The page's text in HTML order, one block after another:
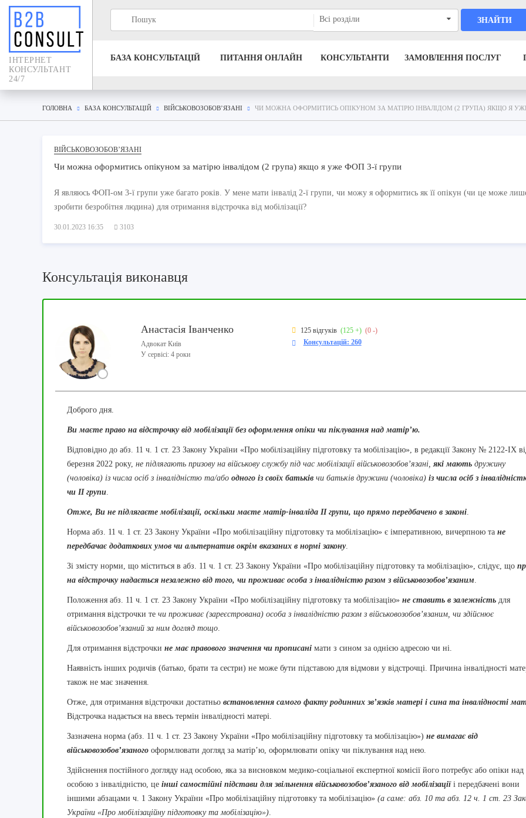
IНТЕРНЕТ
КОНСУЛЬТАНТ
24/7
Всі розділи ЗНАЙТИ
БАЗА КОНСУЛЬТАЦIЙ ПИТАННЯ ОНЛАЙН КОНСУЛЬТАНТИ ЗАМОВЛЕННЯ ПОСЛУГ
ГОЛОВНА БАЗА КОНСУЛЬТАЦIЙ ВІЙСЬКОВОЗОБОВ’ЯЗАНІ ЧИ МОЖНА ОФОРМИТИСЬ ОПІКУНОМ ЗА МАТІРЮ ІНВАЛІДОМ (2 ГРУПА) ЯКЩО Я
ВІЙСЬКОВОЗОБОВ’ЯЗАНІ
Чи можна оформитись опікуном за матірю інвалідом (2 група) якщо я уже ФОП 3-ї групи
Я являюсь ФОП-ом 3-ї групи уже багато років. У мене мати інвалід 2-ї групи, чи можу я оформитись як її опікун (чи це може
зробити безробітня людина) для отримання відстрочка від мобілізації?
30.01.2023 16:35 3103
Консультація виконавця
Анастасія Іванченко
Адвокат Київ
У сервісі: 4 роки
125 відгуків (125 +) (0 -)
Консультацій: 260
Доброго дня.
Ви маєте право на відстрочку від мобілізації без оформлення опіки чи піклування над матір’ю.
Відповідно до абз. 11 ч. 1 ст. 23 Закону України «Про мобілізаційну підготовку та мобілізацію», в редакції Закону № 2122-IX
березня 2022 року, не підлягають призову на військову службу під час мобілізації військовозобов’язані,які мають дружину
(чоловіка) із числа осіб з інвалідністю та/або одного із своїх батьків чи батьків дружини (чоловіка) із числа осіб з
чи II групи.
Отже, Ви не підлягаєте мобілізації, оскільки маєте матір-інваліда ІІ групи, що прямо передбачено в законі.
Норма абз. 11 ч. 1 ст. 23 Закону України «Про мобілізаційну підготовку та мобілізацію» є імперативною, вичерпною та не
передбачає додаткових умов чи альтернатив окрім вказаних в нормі закону.
Зі змісту норми, що міститься в абз. 11 ч. 1 ст. 23 Закону України «Про мобілізаційну підготовку та мобілізацію», слідує, що
на відстрочку надається незалежно від того, чи проживає особа з інвалідністю разом з військовозобов’язаним.
Положення абз. 11 ч. 1 ст. 23 Закону України «Про мобілізаційну підготовку та мобілізацію» не ставить в залежність для
отримання відстрочки те чи проживає (зареєстрована) особа з інвалідністю разом з військовозобов’язаним, чи здійснює
військовозобов’язаний за ним догляд тощо.
Для отримання відстрочки не має правового значення чи прописані мати з сином за однією адресою чи ні.
Наявність інших родичів (батько, брати та сестри) не може бути підставою для відмови у відстрочці. Причина інвалідності
також не має значення.
Отже, для отримання відстрочки достатньо встановлення самого факту родинних зв’язків матері і сина та інвалідності
Відстрочка надається на ввесь термін інвалідності матері.
Зазначена норма (абз. 11 ч. 1 ст. 23 Закону України «Про мобілізаційну підготовку та мобілізацію») не вимагає від
військовозобов’язаного оформлювати догляд за матір’ю, оформлювати опіку чи піклування над нею.
Здійснення постійного догляду над особою, яка за висновком медико-соціальної експертної комісії його потребує або опіки над
особою з інвалідністю, це інші самостійні підстави для звільнення військовозобов’язаного від мобілізаціїі передбачені вони
іншими абзацами ч. 1 Закону України «Про мобілізаційну підготовку та мобілізацію» (а саме: абз. 10 та абз. 12 ч. 1 ст. 23
України «Про мобілізаційну підготовку та мобілізацію»).